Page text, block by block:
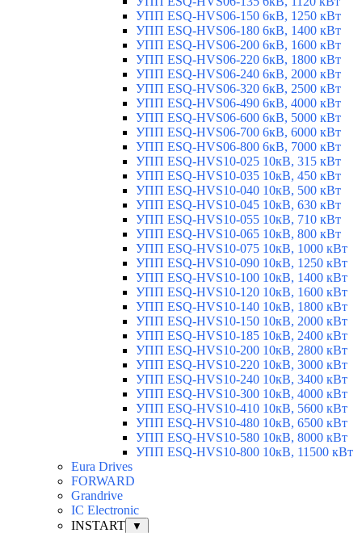
УПП ESQ-HVS06-150 6кВ, 1250 кВт
УПП ESQ-HVS06-180 6кВ, 1400 кВт
УПП ESQ-HVS06-200 6кВ, 1600 кВт
УПП ESQ-HVS06-220 6кВ, 1800 кВт
УПП ESQ-HVS06-240 6кВ, 2000 кВт
УПП ESQ-HVS06-320 6кВ, 2500 кВт
УПП ESQ-HVS06-490 6кВ, 4000 кВт
УПП ESQ-HVS06-600 6кВ, 5000 кВт
УПП ESQ-HVS06-700 6кВ, 6000 кВт
УПП ESQ-HVS06-800 6кВ, 7000 кВт
УПП ESQ-HVS10-025 10кВ, 315 кВт
УПП ESQ-HVS10-035 10кВ, 450 кВт
УПП ESQ-HVS10-040 10кВ, 500 кВт
УПП ESQ-HVS10-045 10кВ, 630 кВт
УПП ESQ-HVS10-055 10кВ, 710 кВт
УПП ESQ-HVS10-065 10кВ, 800 кВт
УПП ESQ-HVS10-075 10кВ, 1000 кВт
УПП ESQ-HVS10-090 10кВ, 1250 кВт
УПП ESQ-HVS10-100 10кВ, 1400 кВт
УПП ESQ-HVS10-120 10кВ, 1600 кВт
УПП ESQ-HVS10-140 10кВ, 1800 кВт
УПП ESQ-HVS10-150 10кВ, 2000 кВт
УПП ESQ-HVS10-185 10кВ, 2400 кВт
УПП ESQ-HVS10-200 10кВ, 2800 кВт
УПП ESQ-HVS10-220 10кВ, 3000 кВт
УПП ESQ-HVS10-240 10кВ, 3400 кВт
УПП ESQ-HVS10-300 10кВ, 4000 кВт
УПП ESQ-HVS10-410 10кВ, 5600 кВт
УПП ESQ-HVS10-480 10кВ, 6500 кВт
УПП ESQ-HVS10-580 10кВ, 8000 кВт
УПП ESQ-HVS10-800 10кВ, 11500 кВт
Eura Drives
FORWARD
Grandrive
IC Electronic
INSTART
▼